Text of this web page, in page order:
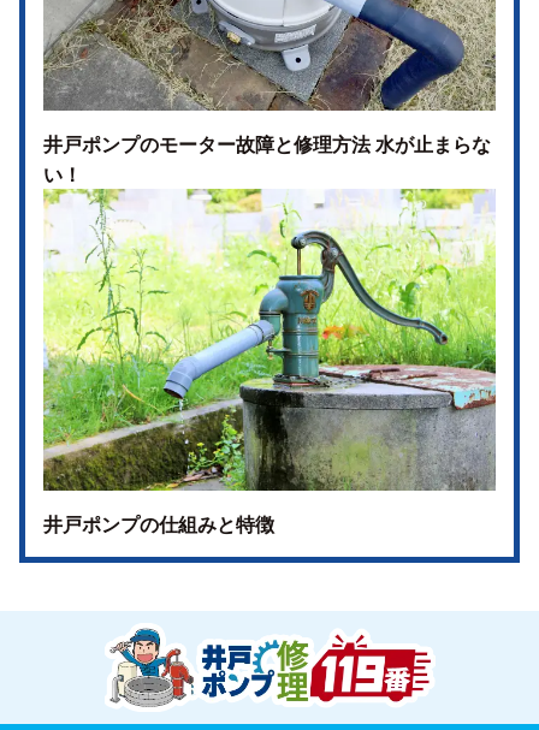
井戸ポンプのモーター故障と修理方法 水が止まらな
い！
井戸ポンプの仕組みと特徴